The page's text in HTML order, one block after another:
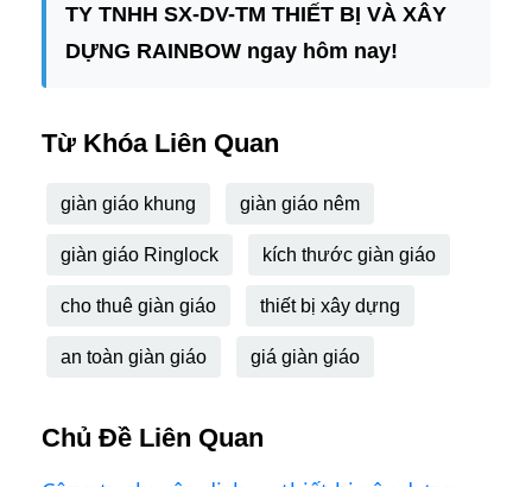
TY TNHH SX-DV-TM THIẾT BỊ VÀ XÂY
DỰNG RAINBOW ngay hôm nay!
Từ Khóa Liên Quan
giàn giáo khung giàn giáo nêm
giàn giáo Ringlock kích thước giàn giáo
cho thuê giàn giáo thiết bị xây dựng
an toàn giàn giáo giá giàn giáo
Chủ Đề Liên Quan